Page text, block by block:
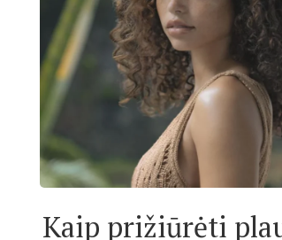
Kaip prižiūrėti